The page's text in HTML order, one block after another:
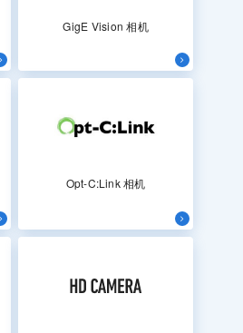
GigE Vision 相机
Opt-C:Link 相机